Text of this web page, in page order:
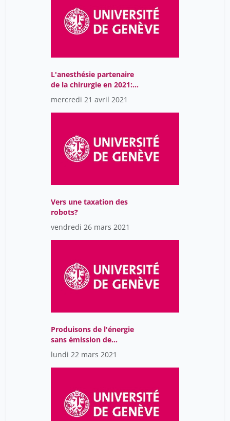
L'anesthésie partenaire
de la chirurgie en 2021:
dormez tranquilles, c'est
votre assurance-vie
mercredi 21 avril 2021
Vers une taxation des
robots?
vendredi 26 mars 2021
Produisons de l'énergie
sans émission de
carbonne avec les
déchets nucléaires
lundi 22 mars 2021